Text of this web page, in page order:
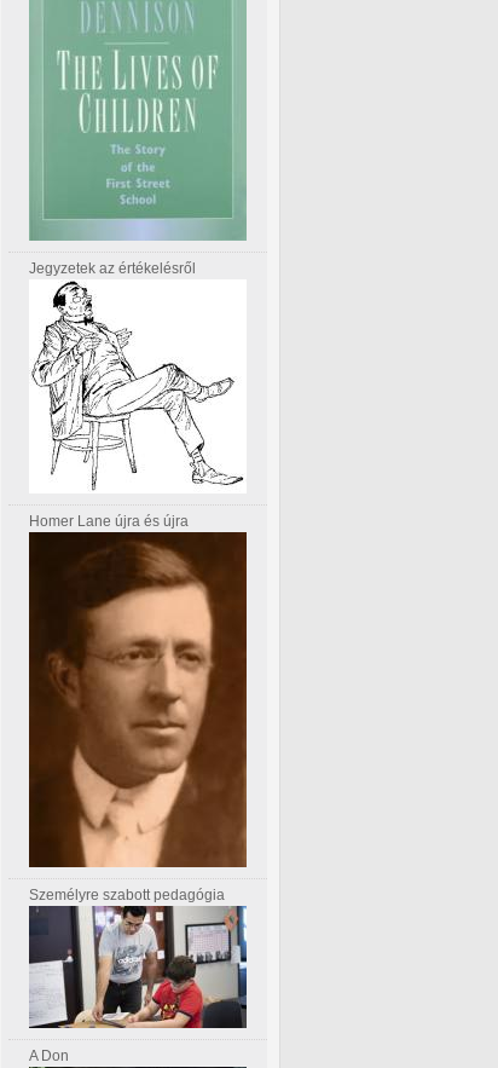
Jegyzetek az értékelésről
Homer Lane újra és újra
Személyre szabott pedagógia
A Don